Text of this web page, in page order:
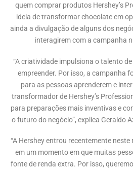
quem comprar produtos Hershey’s
ideia de transformar chocolate em
ainda a divulgação de alguns dos
interagirem com a campanha
“A criatividade impulsiona o talento
empreender. Por isso, a campanha
para as pessoas aprenderem e
transformador de Hershey’s
para preparações mais inventivas e
o futuro do negócio”, explica Geraldo
“A Hershey entrou recentemente
em um momento em que muitas
fonte de renda extra. Por isso,